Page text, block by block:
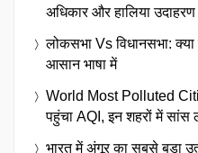
अधिकार और हालिया उदाहरण
लोकसभा Vs विधानसभा:
आसान भाषा में
World Most Polluted
पहुंचा AQI, इन शहरों में
भारत में अंगूर का सबसे बड़ा